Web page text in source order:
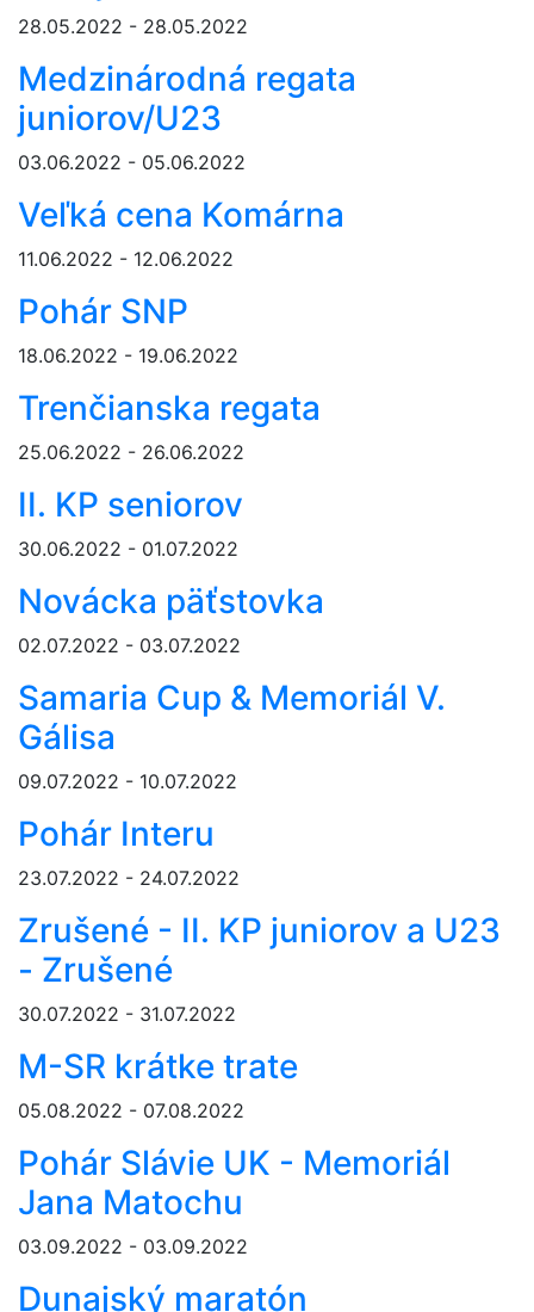
28.05.2022 - 28.05.2022
Medzinárodná regata
juniorov/U23
03.06.2022 - 05.06.2022
Veľká cena Komárna
11.06.2022 - 12.06.2022
Pohár SNP
18.06.2022 - 19.06.2022
Trenčianska regata
25.06.2022 - 26.06.2022
II. KP seniorov
30.06.2022 - 01.07.2022
Novácka päťstovka
02.07.2022 - 03.07.2022
Samaria Cup & Memoriál V.
Gálisa
09.07.2022 - 10.07.2022
Pohár Interu
23.07.2022 - 24.07.2022
Zrušené - II. KP juniorov a U23
- Zrušené
30.07.2022 - 31.07.2022
M-SR krátke trate
05.08.2022 - 07.08.2022
Pohár Slávie UK - Memoriál
Jana Matochu
03.09.2022 - 03.09.2022
Dunajský maratón